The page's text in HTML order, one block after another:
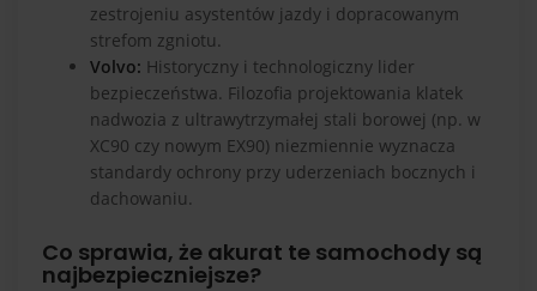
zestrojeniu asystentów jazdy i dopracowanym
strefom zgniotu.
Volvo: Historyczny i technologiczny lider
bezpieczeństwa. Filozofia projektowania klatek
nadwozia z ultrawytrzymałej stali borowej (np. w
XC90 czy nowym EX90) niezmiennie wyznacza
standardy ochrony przy uderzeniach bocznych i
dachowaniu.
Co sprawia, że akurat te samochody są
najbezpieczniejsze?